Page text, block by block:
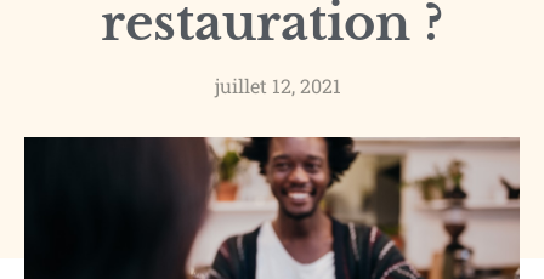
restauration ?
juillet 12, 2021